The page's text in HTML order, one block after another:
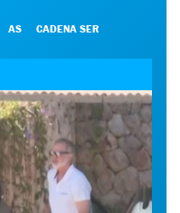
AS CADENA SER